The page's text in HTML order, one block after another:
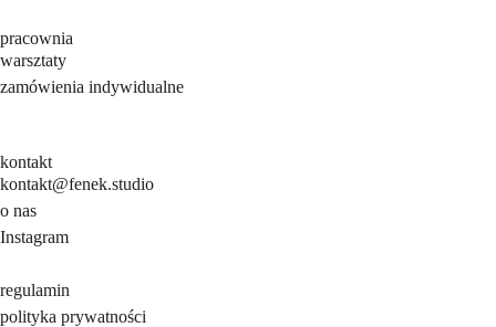
pracownia
warsztaty
zamówienia indywidualne
kontakt
kontakt@fenek.studio
o nas
Instagram
regulamin
polityka prywatności